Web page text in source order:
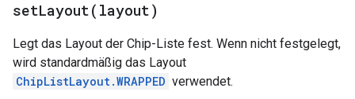
setLayout( layout)
Legt das Layout der Chip-Liste fest. Wenn nicht festgelegt,
wird standardmäßig das Layout
ChipListLayout.WRAPPED verwendet.